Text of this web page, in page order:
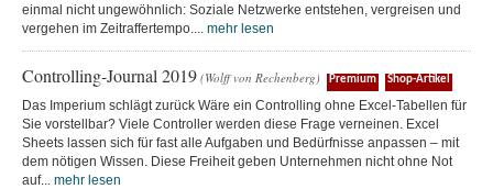
einmal nicht ungewöhnlich: Soziale Netzwerke entstehen, vergreisen und
vergehen im Zeitraffertempo.... mehr lesen
Controlling-Journal 2019 (Wolff von Rechenberg) Premium Shop-Artikel
Das Imperium schlägt zurück Wäre ein Controlling ohne Excel-Tabellen für
Sie vorstellbar? Viele Controller werden diese Frage verneinen. Excel
Sheets lassen sich für fast alle Aufgaben und Bedürfnisse anpassen – mit
dem nötigen Wissen. Diese Freiheit geben Unternehmen nicht ohne Not
auf... mehr lesen